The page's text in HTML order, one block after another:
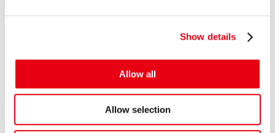
Show details
Allow all
Allow selection
プレミアグループ、バイク王&カンパニー社との合弁会社
「RIDE＆LINK」が...
GROUP COMPANY